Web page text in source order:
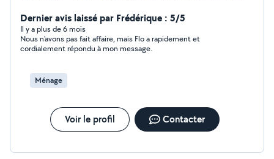
plaisir .
Dernier avis laissé par Frédérique : 5/5
Il y a plus de 6 mois
Nous n'avons pas fait affaire, mais Flo a rapidement et
cordialement répondu à mon message.
Ménage
Voir le profil Contacter